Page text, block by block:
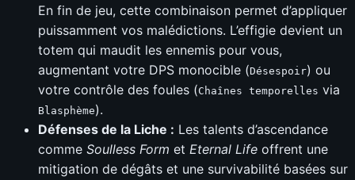
En fin de jeu, cette combinaison permet d’appliquer
puissamment vos malédictions. L’effigie devient un
totem qui maudit les ennemis pour vous,
augmentant votre DPS monocible (Désespoir) ou
votre contrôle des foules (Chaînes temporelles via
Blasphème).
Défenses de la Liche : Les talents d’ascendance
comme Soulless Form et Eternal Life offrent une
mitigation de dégâts et une survivabilité basées sur